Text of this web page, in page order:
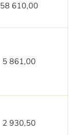
58 610,00
5 861,00
2 930,50